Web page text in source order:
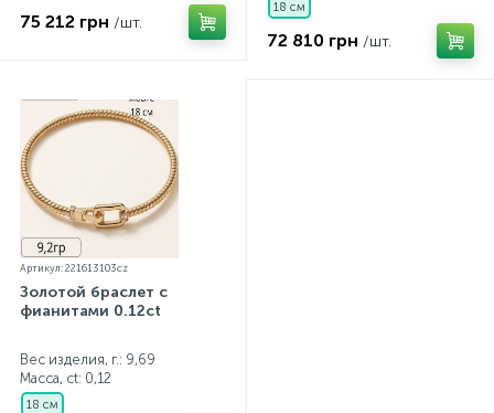
75 212 грн /шт.
18 см
72 810 грн /шт.
Артикул: 221613103cz
Золотой браслет с
фианитами 0.12ct
Вес изделия, г.: 9,69
Масса, ct: 0,12
18 см